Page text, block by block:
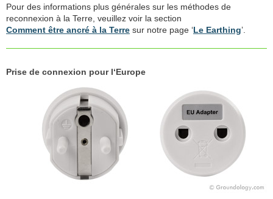
Pour des informations plus générales sur les méthodes de
reconnexion à la Terre, veuillez voir la section
Comment être ancré à la Terre sur notre page ‘Le Earthing’.
Prise de connexion pour l‘Europe